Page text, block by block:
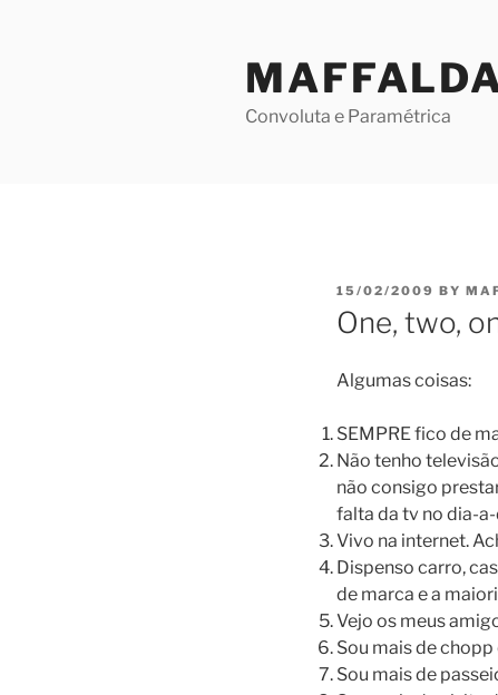
Convoluta e Paramétrica
POSTED
ON
15/02/2009 BY
One, two,
Algumas coisas:
SEMPRE fico de
Não tenho
não consigo
falta da tv no dia-
Vivo na internet.
Dispenso carro,
de marca e a
Vejo os meus
Sou mais de
Sou mais de